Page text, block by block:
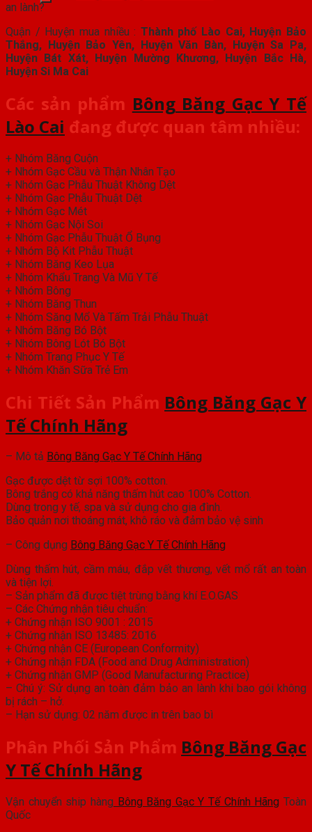
an lành?
Quận / Huyện mua nhiều : Thành phố Lào Cai, Huyện Bảo
Thắng, Huyện Bảo Yên, Huyện Văn Bàn, Huyện Sa Pa,
Huyện Bát Xát, Huyện Mường Khương, Huyện Bắc Hà,
Huyện Si Ma Cai
Các sản phẩm Bông Băng Gạc Y Tế
Lào Cai đang được quan tâm nhiều:
+ Nhóm Băng Cuộn
+ Nhóm Gạc Cầu và Thận Nhân Tạo
+ Nhóm Gạc Phẫu Thuật Không Dệt
+ Nhóm Gạc Phẫu Thuật Dệt
+ Nhóm Gạc Mét
+ Nhóm Gạc Nội Soi
+ Nhóm Gạc Phẫu Thuật Ổ Bụng
+ Nhóm Bộ Kit Phẫu Thuật
+ Nhóm Băng Keo Lụa
+ Nhóm Khẩu Trang Và Mũ Y Tế
+ Nhóm Bông
+ Nhóm Băng Thun
+ Nhóm Săng Mổ Và Tấm Trải Phẫu Thuật
+ Nhóm Băng Bó Bột
+ Nhóm Bông Lót Bó Bột
+ Nhóm Trang Phục Y Tế
+ Nhóm Khăn Sữa Trẻ Em
Chi Tiết Sản Phẩm Bông Băng Gạc Y
Tế Chính Hãng
– Mô tả Bông Băng Gạc Y Tế Chính Hãng
Gạc được dệt từ sợi 100% cotton.
Bông trắng có khả năng thấm hút cao 100% Cotton.
Dùng trong y tế, spa và sử dụng cho gia đình.
Bảo quản nơi thoáng mát, khô ráo và đảm bảo vệ sinh
– Công dụng Bông Băng Gạc Y Tế Chính Hãng
Dùng thấm hút, cầm máu, đắp vết thương, vết mổ rất an toàn
và tiện lợi.
– Sản phẩm đã được tiệt trùng bằng khí E.O.GAS
– Các Chứng nhận tiêu chuẩn:
+ Chứng nhận ISO 9001 : 2015
+ Chứng nhận ISO 13485: 2016
+ Chứng nhận CE (European Conformity)
+ Chứng nhận FDA (Food and Drug Administration)
+ Chứng nhận GMP (Good Manufacturing Practice)
– Chú ý: Sử dụng an toàn đảm bảo an lành khi bao gói không
bị rách – hở.
– Hạn sử dụng: 02 năm được in trên bao bì
Phân Phối Sản Phẩm Bông Băng Gạc
Y Tế Chính Hãng
Vận chuyển ship hàng Bông Băng Gạc Y Tế Chính Hãng Toàn
Quốc